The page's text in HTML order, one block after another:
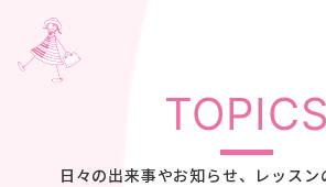
TOPICS
日々の出来事やお知らせ、レッスン